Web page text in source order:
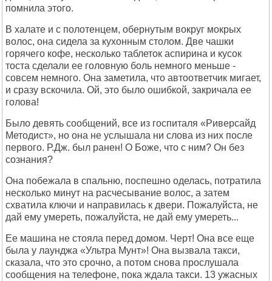
помнила этого.
В халате и с полотенцем, обернутым вокруг мокрых
волос, она сидела за кухонным столом. Две чашки
горячего кофе, несколько таблеток аспирина и кусок
тоста сделали ее головную боль немного меньше -
совсем немного. Она заметила, что автоответчик мигает,
и сразу вскочила. Ой, это было ошибкой, закричала ее
голова!
Было девять сообщений, все из госпиталя «Риверсайд
Методист», но она не услышала ни слова из них после
первого. Р.Дж. был ранен! О Боже, что с ним? Он без
сознания?
Она побежала в спальню, поспешно оделась, потратила
несколько минут на расчесывание волос, а затем
схватила ключи и направилась к двери. Пожалуйста, не
дай ему умереть, пожалуйста, не дай ему умереть...
Ее машина не стояла перед домом. Черт! Она все еще
была у лаунджа «Ультра Мунт»! Она вызвала такси,
сказала, что это срочно, а потом снова прослушала
сообщения на телефоне, пока ждала такси. 13 ужасных